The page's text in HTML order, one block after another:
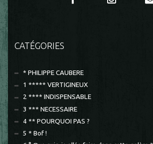
CATÉGORIES
* PHILIPPE CAUBERE
1 ***** VERTIGINEUX
2 **** INDISPENSABLE
3 *** NECESSAIRE
4 ** POURQUOI PAS ?
5 * Bof !